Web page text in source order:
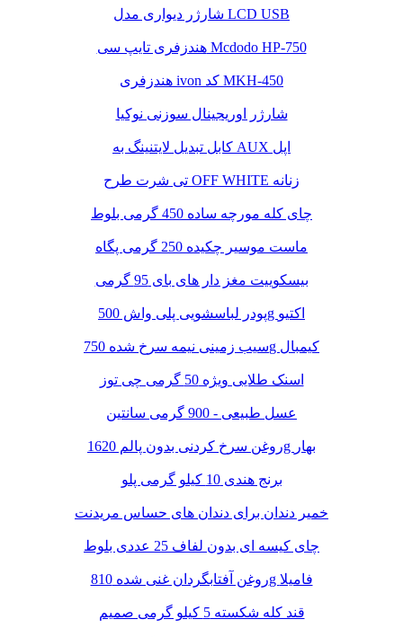
شارژر دیواری مدل LCD USB
هندزفری تایپ سی Mcdodo HP-750
هندزفری ivon کد MKH-450
شارژر اوریجینال سوزنی نوکیا
کابل تبدیل لایتنینگ به AUX اپل
تی شرت طرح OFF WHITE زنانه
چای کله مورچه ساده 450 گرمی بلوط
ماست موسیر چکیده 250 گرمی پگاه
بیسکوییت مغز دار های بای 95 گرمی
پودر لباسشویی پلی واش 500g اکتیو
سیب زمینی نیمه سرخ شده 750g کیمبال
اسنک طلایی ویژه 50 گرمی چی توز
عسل طبیعی - 900 گرمی سانتین
روغن سرخ کردنی بدون پالم 1620g بهار
برنج هندی 10 کیلو گرمی پلو
خمیر دندان برای دندان های حساس مریدنت
چای کیسه ای بدون لفاف 25 عددی بلوط
روغن آفتابگردان غنی شده 810g فامیلا
قند کله شکسته 5 کیلو گرمی صمیم